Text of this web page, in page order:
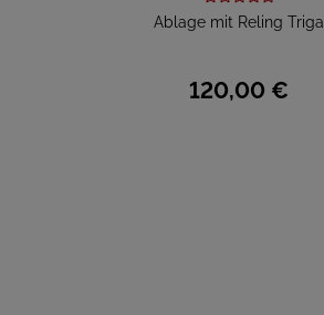
Ablage mit Reling Triga
120,00 €